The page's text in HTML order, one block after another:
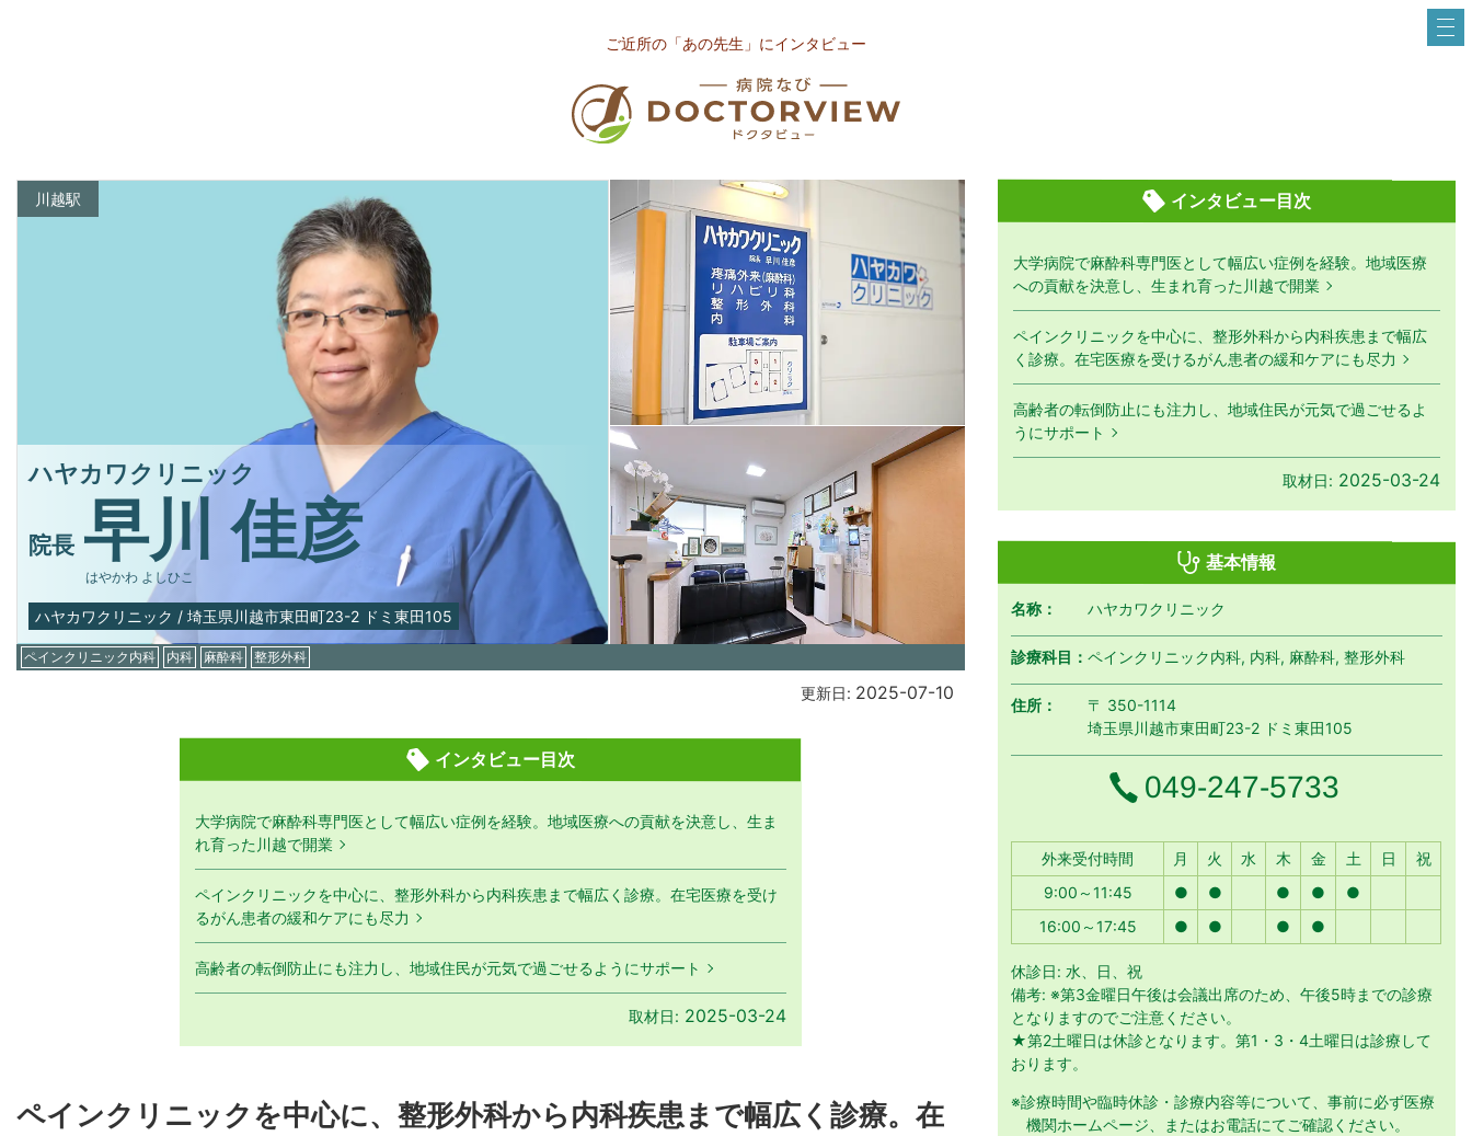
ご近所の「あの先生」にインタビュー
川越駅
ハヤカワクリニック
院長 早川 佳彦
はやかわ よしひこ
ハヤカワクリニック / 埼玉県川越市東田町23-2 ドミ東田105
ペインクリニック内科 内科 麻酔科 整形外科
更新日: 2025-07-10
インタビュー目次
大学病院で麻酔科専門医として幅広い症例を経験。地域医療への貢献を決意し、生ま
れ育った川越で開業
ペインクリニックを中心に、整形外科から内科疾患まで幅広く診療。在宅医療を受け
るがん患者の緩和ケアにも尽力
高齢者の転倒防止にも注力し、地域住民が元気で過ごせるようにサポート
取材日: 2025-03-24
ペインクリニックを中心に、整形外科から内科疾患まで幅広く診療。在
インタビュー目次
大学病院で麻酔科専門医として幅広い症例を経験。地域医療
への貢献を決意し、生まれ育った川越で開業
ペインクリニックを中心に、整形外科から内科疾患まで幅広
く診療。在宅医療を受けるがん患者の緩和ケアにも尽力
高齢者の転倒防止にも注力し、地域住民が元気で過ごせるよ
うにサポート
取材日: 2025-03-24
基本情報
名称： ハヤカワクリニック
診療科目：ペインクリニック内科, 内科, 麻酔科, 整形外科
住所：
〒 350-1114
埼玉県川越市東田町23-2 ドミ東田105
電話番号
049-247-5733
外来受付時間 月 月曜日
火 火曜日
水 水曜日
木木曜日
金金曜日
土土曜日
日 日曜日
祝
9:00～11:45
● ● ● ●
●
16:00～17:45
● ● ● ●
休診日: 水、日、祝
備考: ※第3金曜日午後は会議出席のため、午後5時までの診療
となりますのでご注意ください。
★第2土曜日は休診となります。第1・3・4土曜日は診療して
おります。
※診療時間や臨時休診・診療内容等について、事前に必ず医療
機関ホームページ、またはお電話にてご確認ください。